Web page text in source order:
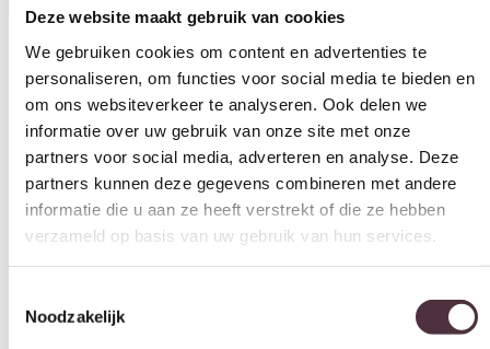
om ons websiteverkeer te analyseren. Ook delen we
informatie over uw gebruik van onze site met onze
partners voor social media, adverteren en analyse. Deze
partners kunnen deze gegevens combineren met andere
informatie die u aan ze heeft verstrekt of die ze hebben
verzameld op basis van uw gebruik van hun services.
Toestemmingsselectie
Noodzakelijk
Voorkeuren
Model
Outdoor fauteuil
Zithoogte (cm)
Zitdiepte (cm)
45 cm
UrbanSofa, UrbanSofa, UrbanSofa Outdoor